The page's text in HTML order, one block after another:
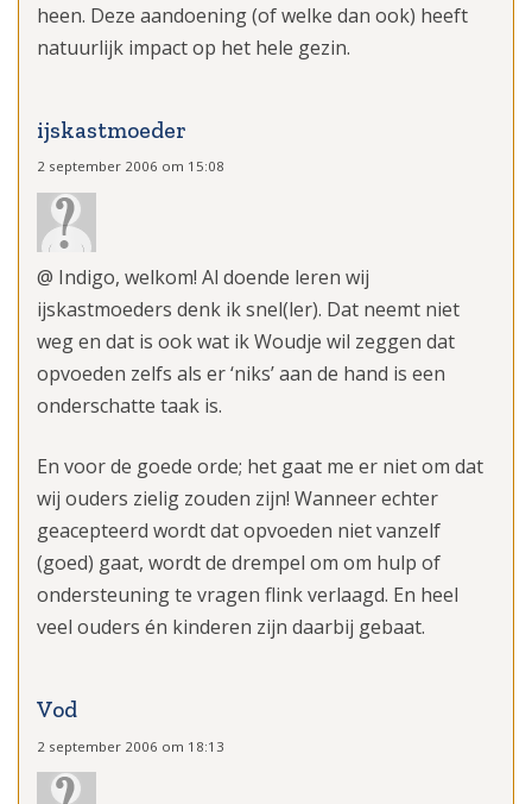
heen. Deze aandoening (of welke dan ook) heeft
natuurlijk impact op het hele gezin.
ijskastmoeder
2 september 2006 om 15:08
@ Indigo, welkom! Al doende leren wij
ijskastmoeders denk ik snel(ler). Dat neemt niet
weg en dat is ook wat ik Woudje wil zeggen dat
opvoeden zelfs als er ‘niks’ aan de hand is een
onderschatte taak is.
En voor de goede orde; het gaat me er niet om dat
wij ouders zielig zouden zijn! Wanneer echter
geacepteerd wordt dat opvoeden niet vanzelf
(goed) gaat, wordt de drempel om om hulp of
ondersteuning te vragen flink verlaagd. En heel
veel ouders én kinderen zijn daarbij gebaat.
Vod
2 september 2006 om 18:13